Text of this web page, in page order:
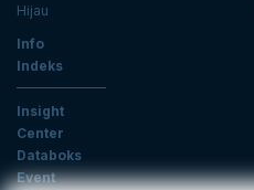
Hijau
Info
Indeks
Insight
Center
Databoks
Event